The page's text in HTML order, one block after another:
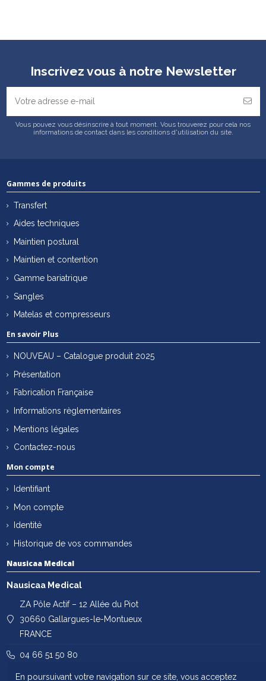
Inscrivez vous à notre Newsletter
Vous pouvez vous désinscrire à tout moment. Vous trouverez pour cela nos
informations de contact dans les conditions d'utilisation du site.
Gammes de produits
Transfert
Aides techniques
Maintien postural
Maintien et contention
Gamme bariatrique
Sangles
Matelas et compresseurs
En savoir Plus
NOUVEAU – Catalogue produit 2025
Présentation
Fabrication Française
Informations règlementaires
Mentions légales
Contactez-nous
Mon compte
Identifiant
Mon compte
Identité
Historique de vos commandes
Nausicaa Medical
Nausicaa Medical
ZA Pôle Actif – 12 Allée du Piot
30660 Gallargues-le-Montueux
FRANCE
04 66 51 50 80
En poursuivant votre navigation sur ce site, vous acceptez